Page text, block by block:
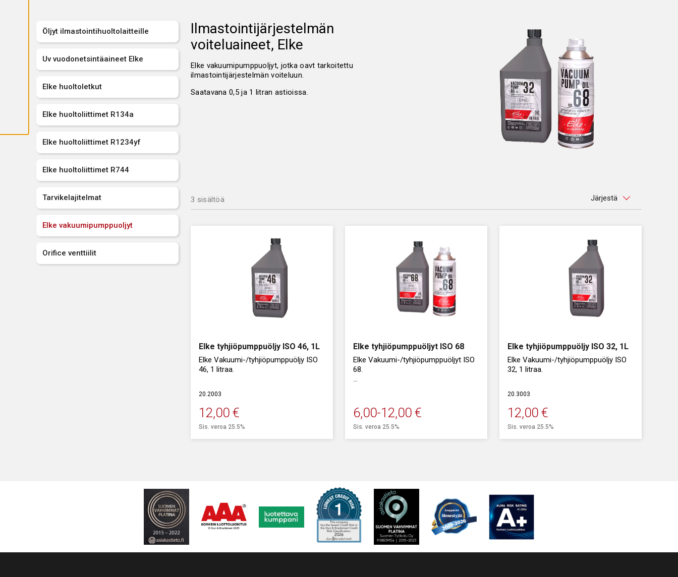
Öljyt ilmastointihuoltolaitteille
Uv vuodonetsintäaineet Elke
Elke huoltoletkut
Elke huoltoliittimet R134a
Elke huoltoliittimet R1234yf
Elke huoltoliittimet R744
Tarvikelajitelmat
Elke vakuumipumppuoljyt
Orifice venttiilit
Ilmastointijärjestelmän
voiteluaineet, Elke
Elke vakuumipumppuoljyt, jotka oavt tarkoitettu
ilmastointijärjestelmänvoiteluun.
Saatavana 0,5 ja 1 litran astioissa.
3 sisältöä Järjestä
Elke tyhjiöpumppuöljy ISO 46, 1L
Elke Vakuumi-/tyhjiöpumppuöljy ISO
46, 1 litraa.
20.2003
12,00€
Sis. veroa 25.5%
Elke tyhjiöpumppuöljyt ISO 68
Elke Vakuumi-/tyhjiöpumppuöljyt ISO
68.
6,00-12,00 €
Sis. veroa 25.5%
Elke tyhjiöpumppuöljy ISO 32, 1L
Elke Vakuumi-/tyhjiöpumppuöljy ISO
32, 1 litraa.
20.3003
12,00 €
Sis. veroa 25.5%